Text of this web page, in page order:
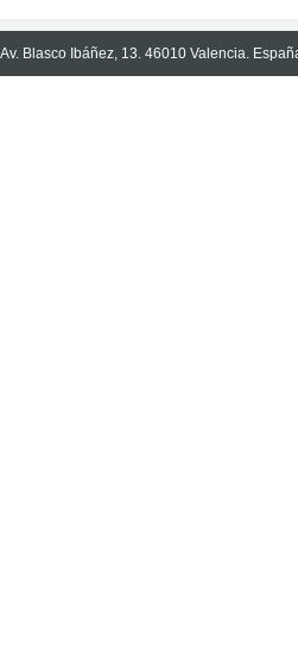
Blasco Ibáñez, 13. 46010 Valencia.